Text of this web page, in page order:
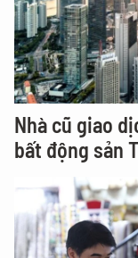
Nhà cũ giao
bất động sản